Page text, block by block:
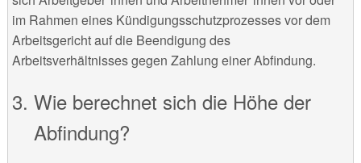
im Rahmen eines Kündigungsschutzprozesses vor dem
Arbeitsgericht auf die Beendigung des
Arbeitsverhältnisses gegen Zahlung einer Abfindung.
Wie berechnet sich die Höhe der
Abfindung?